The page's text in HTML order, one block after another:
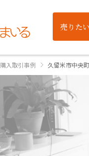
売りたい
購入取引事例 久留米市中央